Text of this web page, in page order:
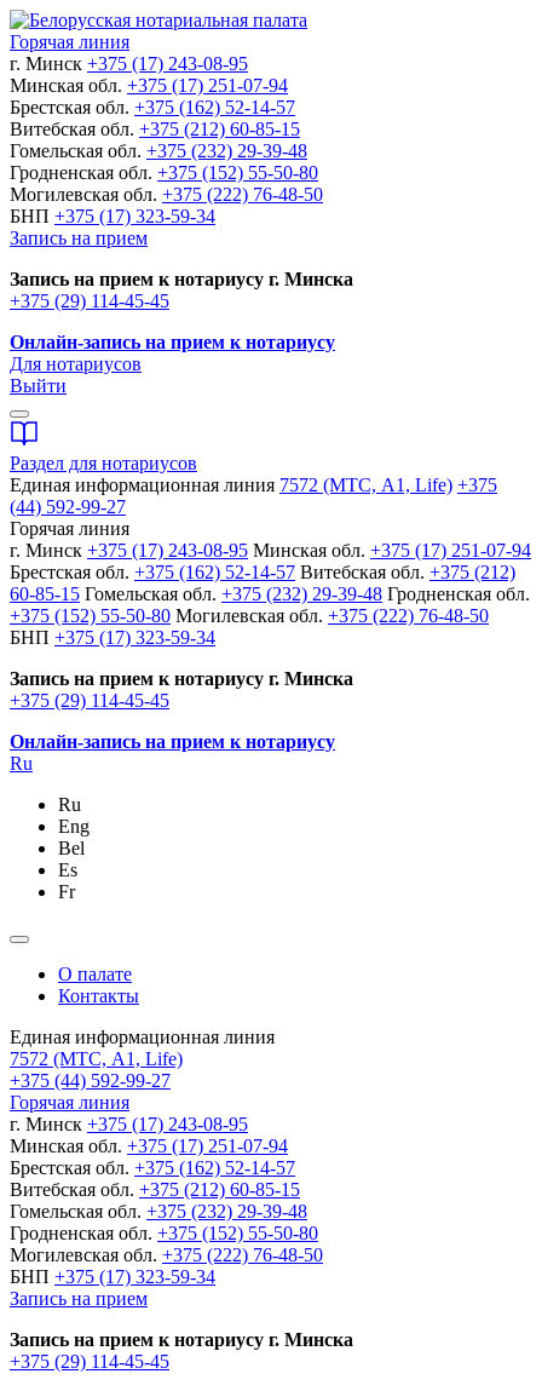
Горячая линия
г. Минск +375 (17) 243-08-95
Минская обл. +375 (17) 251-07-94
Брестская обл. +375 (162) 52-14-57
Витебская обл. +375 (212) 60-85-15
Гомельская обл. +375 (232) 29-39-48
Гродненская обл. +375 (152) 55-50-80
Могилевская обл. +375 (222) 76-48-50
БНП +375 (17) 323-59-34
Запись на прием
Запись на прием к нотариусу г. Минска
+375 (29) 114-45-45
Онлайн-запись на прием к нотариусу
Для нотариусов
Выйти
Раздел для нотариусов
Единая информационная линия 7572 (МТС, A1, Life) +375
(44) 592-99-27
Горячая линия
г. Минск +375 (17) 243-08-95 Минская обл. +375 (17) 251-07-94
Брестская обл. +375 (162) 52-14-57 Витебская обл. +375 (212)
60-85-15 Гомельская обл. +375 (232) 29-39-48 Гродненская обл.
+375 (152) 55-50-80 Могилевская обл. +375 (222) 76-48-50
БНП +375 (17) 323-59-34
Запись на прием к нотариусу г. Минска
+375 (29) 114-45-45
Онлайн-запись на прием к нотариусу
Ru
Ru
Eng
Bel
Es
Fr
О палате
Контакты
Единая информационная линия
7572 (МТС, A1, Life)
+375 (44) 592-99-27
Горячая линия
г. Минск +375 (17) 243-08-95
Минская обл. +375 (17) 251-07-94
Брестская обл. +375 (162) 52-14-57
Витебская обл. +375 (212) 60-85-15
Гомельская обл. +375 (232) 29-39-48
Гродненская обл. +375 (152) 55-50-80
Могилевская обл. +375 (222) 76-48-50
БНП +375 (17) 323-59-34
Запись на прием
Запись на прием к нотариусу г. Минска
+375 (29) 114-45-45